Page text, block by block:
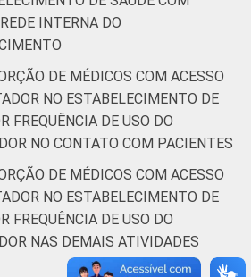
INTERNA DO
DE MÉDICOS COM ACESSO
NO ESTABELECIMENTO DE
FREQUÊNCIA DE USO DO
NO CONTATO COM PACIENTES
DE MÉDICOS COM ACESSO
NO ESTABELECIMENTO DE
FREQUÊNCIA DE USO DO
NAS DEMAIS ATIVIDADES